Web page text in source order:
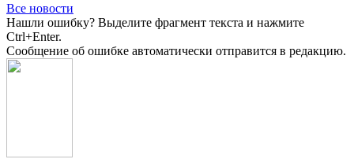
Все новости
Нашли ошибку? Выделите фрагмент текста и нажмите
Ctrl+Enter.
Сообщение об ошибке автоматически отправится в редакцию.